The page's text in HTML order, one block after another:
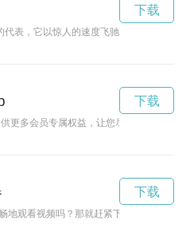
代表，它以惊人的速度飞驰在科学研究的
下载
更多会员专属权益，让您尽享更多优惠和
下载
地观看视频吗？那就赶紧下载一个tiktok
下载